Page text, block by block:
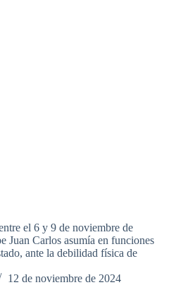
el 6 y 9 de noviembre de
Juan Carlos asumía en funciones
ante la debilidad física de
12 de noviembre de 2024